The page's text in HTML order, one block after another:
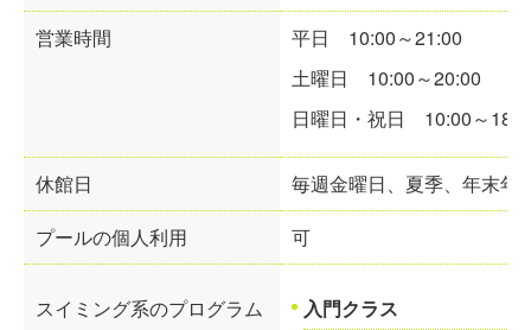
営業時間
平日 10:00～21:00
土曜日 10:00～20:00
日曜日・祝日 10:00～
休館日
毎週金曜日、夏季、年末年
プールの個人利用
可
スイミング系のプログラム 入門クラス